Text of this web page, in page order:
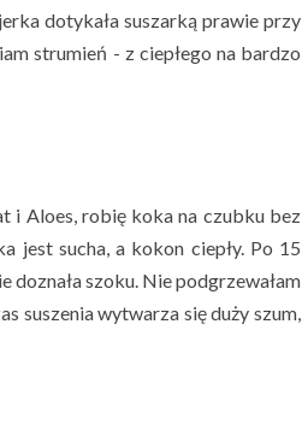
dotykała suszarką prawie przy
strumień - z ciepłego na bardzo
i Aloes, robię koka na czubku bez
jest sucha, a kokon ciepły. Po 15
doznała szoku. Nie podgrzewałam
suszenia wytwarza się duży szum,